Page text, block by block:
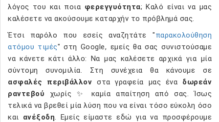
λόγος του και ποια φερεγγυότητα; Καλό είναι να μας
καλέσετε να ακούσουμε καταρχήν το πρόβλημά σας.
Έτσι παρόλο που εσείς αναζητάτε "παρακολούθηση
ατόμου τιμές" στη Google, εμείς θα σας συνιστούσαμε
να κάνετε κάτι άλλο: Να μας καλέσετε αρχικά για μία
σύντομη συνομιλία. Στη συνέχεια θα κάνουμε σε
ασφαλές περιβάλλον στα γραφεία μας ένα δωρεάν
ραντεβού χωρίς ✨ καμία απαίτηση από σας. Ίσως
τελικά να βρεθεί μία λύση που να είναι τόσο εύκολη όσο
και ανέξοδη. Εμείς είμαστε εδώ για να προσφέρουμε